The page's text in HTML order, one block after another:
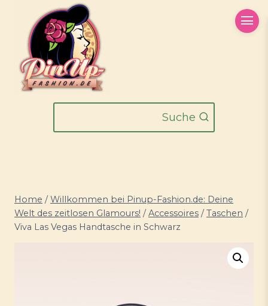
springen
Suche
Home / Willkommen bei Pinup-Fashion.de: Deine
Welt des zeitlosen Glamours! / Accessoires / Taschen /
Viva Las Vegas Handtasche in Schwarz